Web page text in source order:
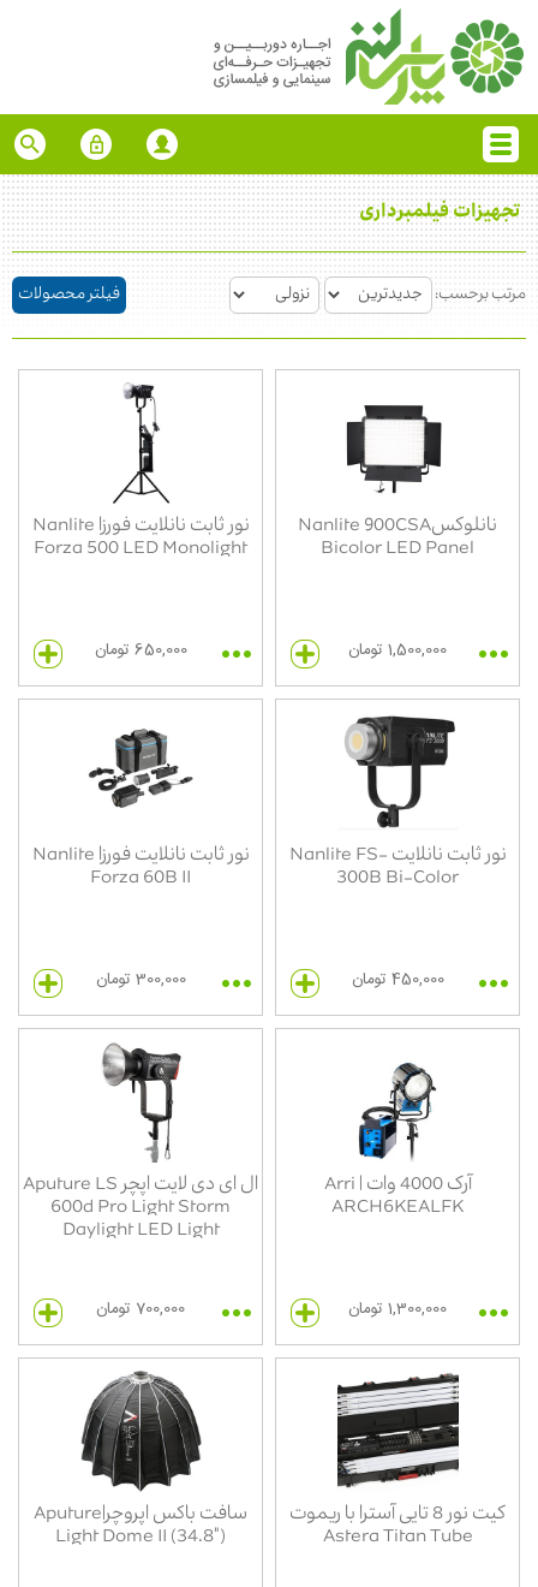
تجهیزات فیلمبرداری
مرتب برحسب: فیلتر محصولات
نانلوکسNanlite 900CSA
Bicolor LED Panel
1,500,000 تومان
نور ثابت نانلایت فورزا Nanlite
Forza 500 LED Monolight
650,000 تومان
نور ثابت نانلایت Nanlite FS-
300B Bi-Color
450,000 تومان
نور ثابت نانلایت فورزا Nanlite
Forza 60B II
300,000 تومان
آرک 4000 وات | Arri
ARCH6KEALFK
1,300,000 تومان
ال ای دی لایت اپچر Aputure LS
600d Pro Light Storm
Daylight LED Light
700,000 تومان
کیت نور 8 تایی آسترا با ریموت
Astera Titan Tube
سافت باکس اپروچر|Aputure
Light Dome II (34.8")